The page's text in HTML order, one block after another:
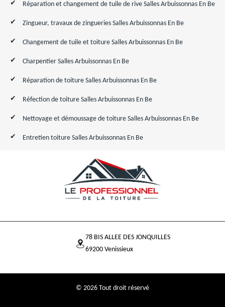
Réparation et changement de tuile de rive Salles Arbuissonnas En Be
Zingueur, travaux de zingueries Salles Arbuissonnas En Be
Changement de tuile et toiture Salles Arbuissonnas En Be
Charpentier Salles Arbuissonnas En Be
Réparation de toiture Salles Arbuissonnas En Be
Réfection de toiture Salles Arbuissonnas En Be
Nettoyage et démoussage de toiture Salles Arbuissonnas En Be
Entretien toiture Salles Arbuissonnas En Be
78 BIS ALLEE DES JONQUILLES
69200 Venissieux
© 2026 Tout droit réservé